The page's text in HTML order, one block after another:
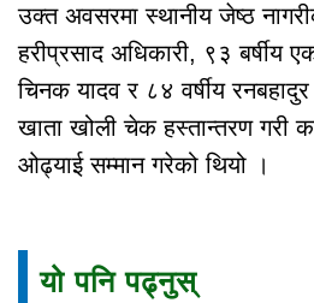
उक्त अवसरमा स्थानीय जेष्ठ
हरीप्रसाद अधिकारी, ९३ बर्षीय
चिनक यादव र ८४ वर्षीय
खाता खोली चेक हस्तान्तरण गरी
ओढ्याई सम्मान गरेको थियो ।
यो पनि पढ्नुस्